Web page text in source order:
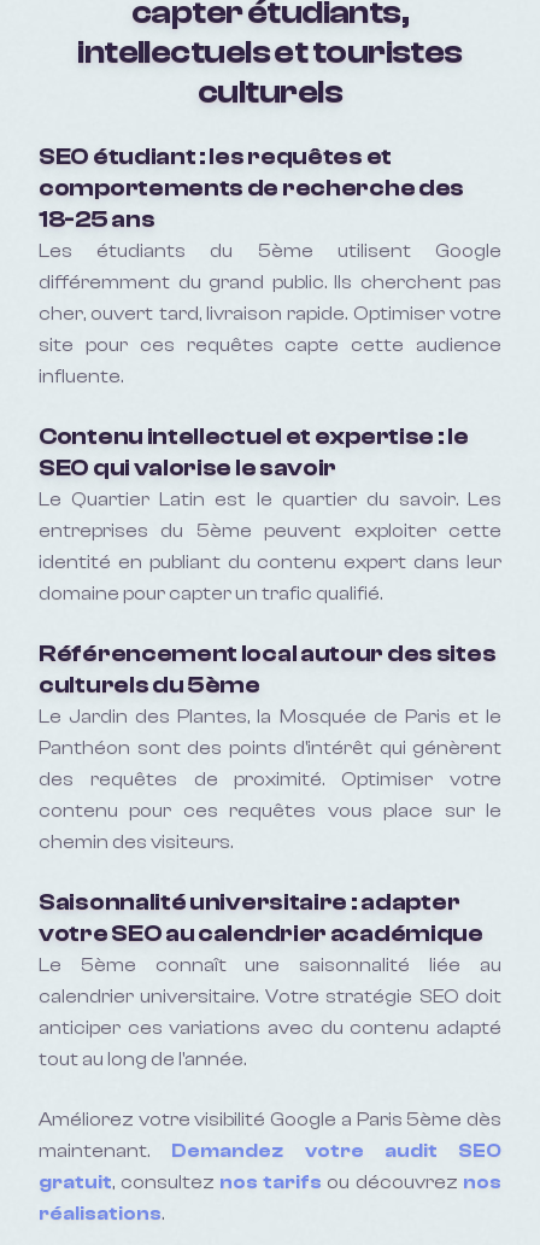
capter étudiants,
intellectuels et touristes
culturels
SEO étudiant : les requêtes et
comportements de recherche des
18-25 ans
Les étudiants du 5ème utilisent Google
différemment du grand public. Ils cherchent pas
cher, ouvert tard, livraison rapide. Optimiser votre
site pour ces requêtes capte cette audience
influente.
Contenu intellectuel et expertise : le
SEO qui valorise le savoir
Le Quartier Latin est le quartier du savoir. Les
entreprises du 5ème peuvent exploiter cette
identité en publiant du contenu expert dans leur
domaine pour capter un trafic qualifié.
Référencement local autour des sites
culturels du 5ème
Le Jardin des Plantes, la Mosquée de Paris et le
Panthéon sont des points d'intérêt qui génèrent
des requêtes de proximité. Optimiser votre
contenu pour ces requêtes vous place sur le
chemin des visiteurs.
Saisonnalité universitaire : adapter
votre SEO au calendrier académique
Le 5ème connaît une saisonnalité liée au
calendrier universitaire. Votre stratégie SEO doit
anticiper ces variations avec du contenu adapté
tout au long de l'année.
Améliorez votre visibilité Google a Paris 5ème dès
maintenant. Demandez votre audit SEO
gratuit, consultez nos tarifs ou découvrez nos
réalisations.